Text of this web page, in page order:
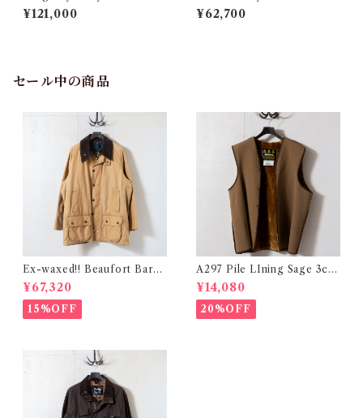
@1986 e3255c
¥121,000
995 e3024c
¥62,700
セール中の商品
Ex-waxed!! Beaufort Bark
3crest c50 @1992 e2338c
¥67,320
15%OFF
A297 Pile LIning Sage 3cre
st c42 @1942 e3072c
¥14,080
20%OFF